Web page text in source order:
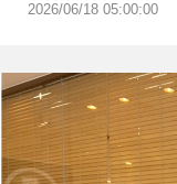
2026/06/18 05:00:00